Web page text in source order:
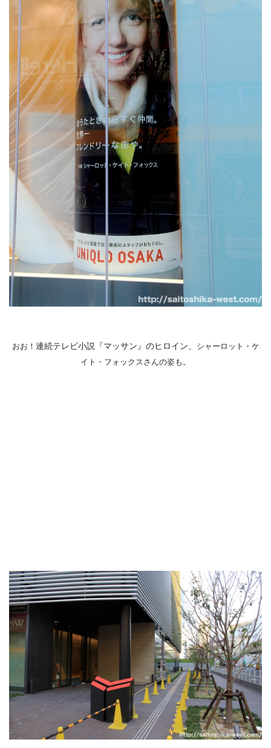
おお！ 連続テレビ小説 『マッサン 』のヒロイン、
シャーロット・ケ
イト・フォックスさんの姿も。